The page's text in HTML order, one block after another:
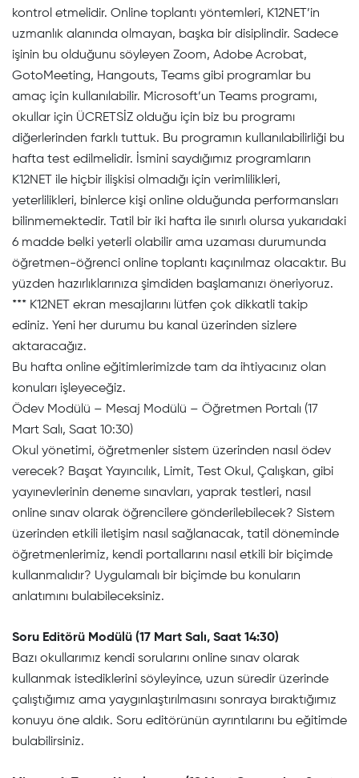
kontrol etmelidir. Online toplantı yöntemleri, K12NET’in
uzmanlık alanında olmayan, başka bir disiplindir. Sadece
işinin bu olduğunu söyleyen Zoom, Adobe Acrobat,
GotoMeeting, Hangouts, Teams gibi programlar bu
amaç için kullanılabilir. Microsoft’un Teams programı,
okullar için ÜCRETSİZ olduğu için biz bu programı
diğerlerinden farklı tuttuk. Bu programın kullanılabilirliği bu
hafta test edilmelidir. İsmini saydığımız programların
K12NET ile hiçbir ilişkisi olmadığı için verimlilikleri,
yeterlilikleri, binlerce kişi online olduğunda performansları
bilinmemektedir. Tatil bir iki hafta ile sınırlı olursa yukarıdaki
6 madde belki yeterli olabilir ama uzaması durumunda
öğretmen-öğrenci online toplantı kaçınılmaz olacaktır. Bu
yüzden hazırlıklarınıza şimdiden başlamanızı öneriyoruz.
*** K12NET ekran mesajlarını lütfen çok dikkatli takip
ediniz. Yeni her durumu bu kanal üzerinden sizlere
aktaracağız.
Bu hafta online eğitimlerimizde tam da ihtiyacınız olan
konuları işleyeceğiz.
Ödev Modülü – Mesaj Modülü – Öğretmen Portalı (17
Mart Salı, Saat 10:30)
Okul yönetimi, öğretmenler sistem üzerinden nasıl ödev
verecek? Başat Yayıncılık, Limit, Test Okul, Çalışkan, gibi
yayınevlerinin deneme sınavları, yaprak testleri, nasıl
online sınav olarak öğrencilere gönderilebilecek? Sistem
üzerinden etkili iletişim nasıl sağlanacak, tatil döneminde
öğretmenlerimiz, kendi portallarını nasıl etkili bir biçimde
kullanmalıdır? Uygulamalı bir biçimde bu konuların
anlatımını bulabileceksiniz.
Soru Editörü Modülü (17 Mart Salı, Saat 14:30)
Bazı okullarımız kendi sorularını online sınav olarak
kullanmak istediklerini söyleyince, uzun süredir üzerinde
çalıştığımız ama yaygınlaştırılmasını sonraya bıraktığımız
konuyu öne aldık. Soru editörünün ayrıntılarını bu eğitimde
bulabilirsiniz.